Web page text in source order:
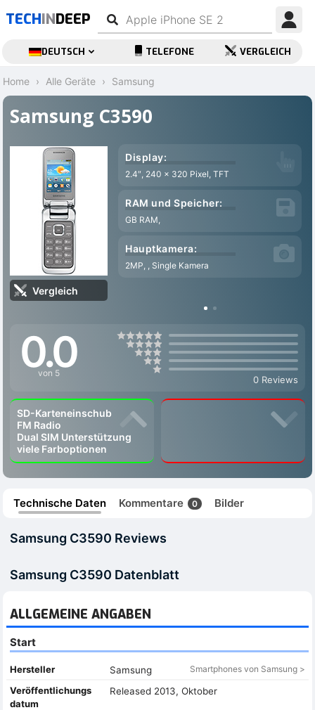
TECHINDEEP
DEUTSCH TELEFONE VERGLEICH
Home Alle Geräte Samsung
Samsung C3590
Vergleich
Display:
2.4″, 240 x 320 Pixel, TFT
RAM und Speicher:
GB RAM,
Hauptkamera:
2MP, , Single Kamera
0.0
von 5
0 Reviews
SD-Karteneinschub
FM Radio
Dual SIM Unterstützung
viele Farboptionen
Technische Daten Kommentare 0 Bilder
Samsung C3590 Reviews
Samsung C3590 Datenblatt
ALLGEMEINE ANGABEN
Start
Hersteller Samsung Smartphones von Samsung >
Veröffentlichungs
datum
Released 2013, Oktober